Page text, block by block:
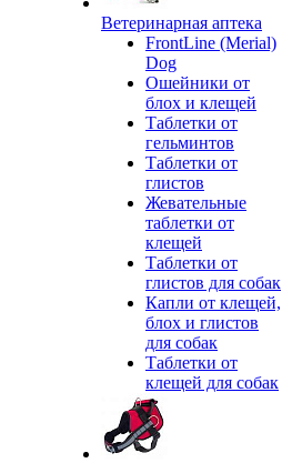
Ветеринарная аптека
FrontLine (Merial)
Dog
Ошейники от
блох и клещей
Таблетки от
гельминтов
Таблетки от
глистов
Жевательные
таблетки от
клещей
Таблетки от
глистов для собак
Капли от клещей,
блох и глистов
для собак
Таблетки от
клещей для собак